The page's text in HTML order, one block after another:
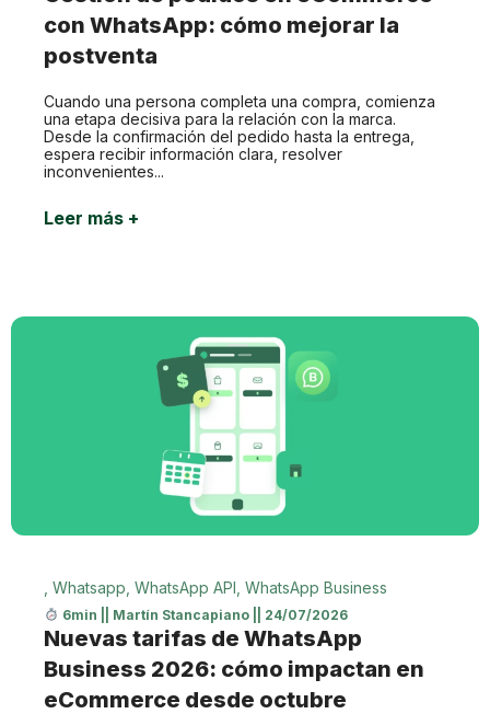
con WhatsApp: cómo mejorar la
postventa
Cuando una persona completa una compra, comienza
una etapa decisiva para la relación con la marca.
Desde la confirmación del pedido hasta la entrega,
espera recibir información clara, resolver
inconvenientes...
Leer más +
Whatsapp WhatsApp API WhatsApp Business
6min Martín Stancapiano 24/07/2026
Nuevas tarifas de WhatsApp
Business 2026: cómo impactan en
eCommerce desde octubre